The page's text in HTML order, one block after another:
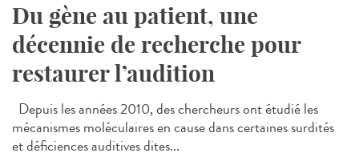
Du gène au patient, une
décennie de recherche pour
restaurer l’audition
Depuis les années 2010, des chercheurs ont étudié les
mécanismes moléculaires en cause dans certaines surdités
et déficiences auditives dites...